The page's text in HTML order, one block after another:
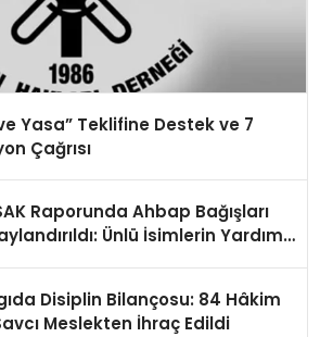
Yasa” Teklifine Destek ve 7
Çağrısı
Raporunda Ahbap Bağışları
Ünlü İsimlerin Yardım
Disiplin Bilançosu: 84 Hâkim
Meslekten İhraç Edildi